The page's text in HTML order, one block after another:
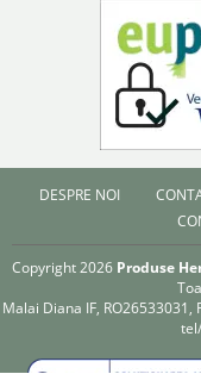
DESPRE NOI
Copyright 2026 Produse
Malai Diana IF,